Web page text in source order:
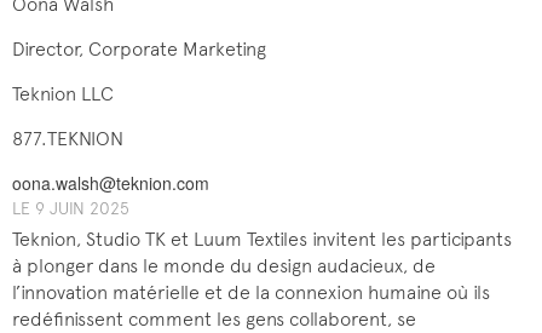
Director, Corporate Marketing
Teknion LLC
877.TEKNION
oona.walsh@teknion.com
LE 9 JUIN 2025
Teknion, Studio TK et Luum Textiles invitent les participants
à plonger dans le monde du design audacieux, de
l’innovation matérielle et de la connexion humaine où ils
redéfinissent comment les gens collaborent, se